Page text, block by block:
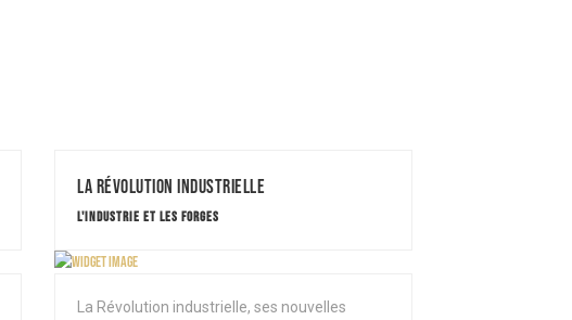
La Révolution industrielle
L'INDUSTRIE ET LES FORGES
La Révolution industrielle, ses nouvelles